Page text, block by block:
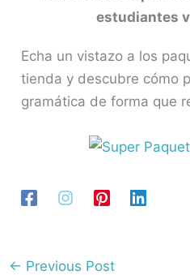
estudiantes
Echa un vistazo a los
tienda y descubre cómo
gramática de forma que
← Previous Post